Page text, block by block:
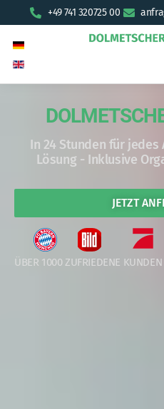
+49 741 320725 00
In 24 Stunden für
Lösung - Inklusive
JETZT
ÜBER 1000 ZUFRIEDENE KUNDEN